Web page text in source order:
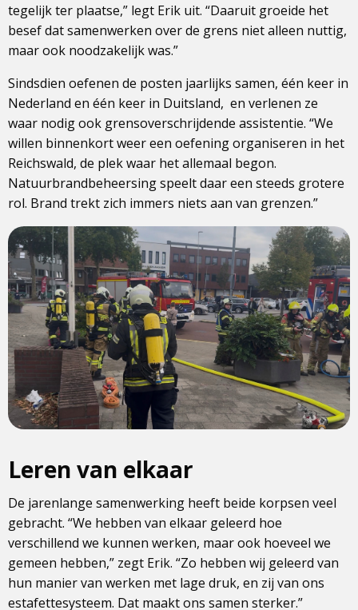
tegelijk ter plaatse,” legt Erik uit. “Daaruit groeide het
besef dat samenwerken over de grens niet alleen nuttig,
maar ook noodzakelijk was.”
Sindsdien oefenen de posten jaarlijks samen, één keer in
Nederland en één keer in Duitsland, en verlenen ze
waar nodig ook grensoverschrijdende assistentie. “We
willen binnenkort weer een oefening organiseren in het
Reichswald, de plek waar het allemaal begon.
Natuurbrandbeheersing speelt daar een steeds grotere
rol. Brand trekt zich immers niets aan van grenzen.”
Leren van elkaar
De jarenlange samenwerking heeft beide korpsen veel
gebracht. “We hebben van elkaar geleerd hoe
verschillend we kunnen werken, maar ook hoeveel we
gemeen hebben,” zegt Erik. “Zo hebben wij geleerd van
hun manier van werken met lage druk, en zij van ons
estafettesysteem. Dat maakt ons samen sterker.”